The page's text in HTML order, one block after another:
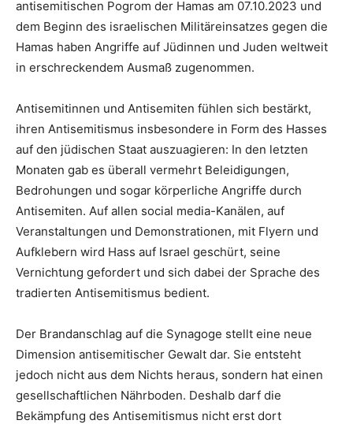
antisemitischen Pogrom der Hamas am 07.10.2023 und
dem Beginn des israelischen Militäreinsatzes gegen die
Hamas haben Angriffe auf Jüdinnen und Juden weltweit
in erschreckendem Ausmaß zugenommen.
Antisemitinnen und Antisemiten fühlen sich bestärkt,
ihren Antisemitismus insbesondere in Form des Hasses
auf den jüdischen Staat auszuagieren: In den letzten
Monaten gab es überall vermehrt Beleidigungen,
Bedrohungen und sogar körperliche Angriffe durch
Antisemiten. Auf allen social media-Kanälen, auf
Veranstaltungen und Demonstrationen, mit Flyern und
Aufklebern wird Hass auf Israel geschürt, seine
Vernichtung gefordert und sich dabei der Sprache des
tradierten Antisemitismus bedient.
Der Brandanschlag auf die Synagoge stellt eine neue
Dimension antisemitischer Gewalt dar. Sie entsteht
jedoch nicht aus dem Nichts heraus, sondern hat einen
gesellschaftlichen Nährboden. Deshalb darf die
Bekämpfung des Antisemitismus nicht erst dort